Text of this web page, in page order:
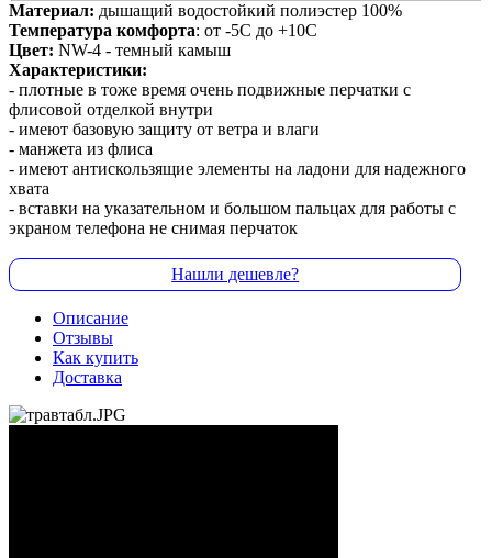
Материал: дышащий водостойкий полиэстер 100%
Температура комфорта: от -5С до +10С
Цвет: NW-4 - темный камыш
Характеристики:
- плотные в тоже время очень подвижные перчатки с
флисовой отделкой внутри
- имеют базовую защиту от ветра и влаги
- манжета из флиса
- имеют антискользящие элементы на ладони для надежного
хвата
- вставки на указательном и большом пальцах для работы с
экраном телефона не снимая перчаток
Нашли дешевле?
Описание
Отзывы
Как купить
Доставка